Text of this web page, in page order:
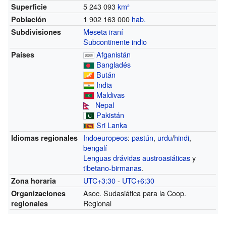
Superficie 5 243 093km²
Población 1 902 163 000 hab.
Subdivisiones
Meseta iraní
Subcontinente indio
Países
Afganistán
Bangladés
Bután
India
Maldivas
Nepal
Pakistán
Sri Lanka
Idiomas regionales Indoeuropeos:pastún, urdu/hindi,
bengalí
Lenguas drávidasaustroasiáticasy
tibetano-birmanas.
Zona horaria UTC+3:30- UTC+6:30
Organizaciones
regionales
Asoc. Sudasiática para la Coop.
Regional